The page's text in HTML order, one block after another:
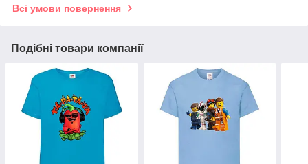
Всі умови повернення
Подібні товари компанії